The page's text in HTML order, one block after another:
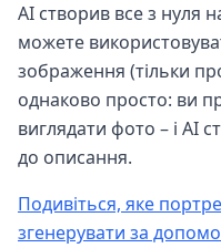
AI створив все з нуля
можете
зображення (тільки
однаково просто: ви
виглядати фото – і AI
до описання.
Подивіться, яке
згенерувати за